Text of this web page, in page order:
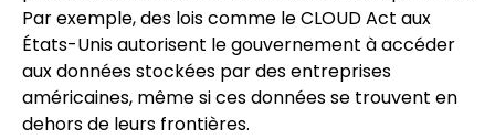
Par exemple, des lois comme le CLOUD Act aux
États-Unis autorisent le gouvernement à accéder
aux données stockées par des entreprises
américaines, même si ces données se trouvent en
dehors de leurs frontières.